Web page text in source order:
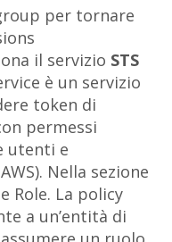
per tornare
il servizio STS
è un servizio
token di
permessi
utenti e
Nella sezione
Role. La policy
a un’entità di